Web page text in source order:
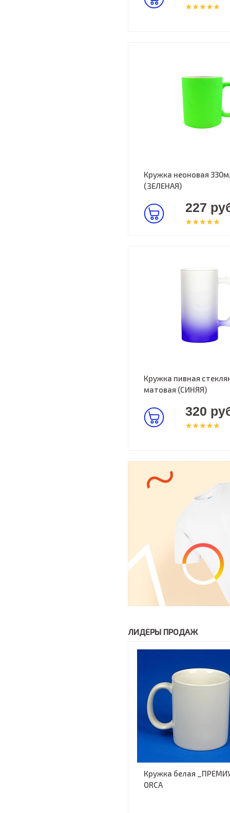
Кружка неоновая
(ЗЕЛЕНАЯ)
227
Кружка пивная
матовая (СИНЯЯ)
320
ЛИДЕРЫ ПРОДАЖ
Кружка белая
ORCA